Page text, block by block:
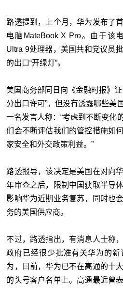
路透提到，上个月，华为发布了
电脑MateBook X Pro。由于该
Ultra 9处理器，美国共和党议员
的出口“开绿灯”。
美国商务部同日向《金融时报》
分出口许可”，但没有透露哪些美
一名发言人称：“考虑到不断变化
们会不断评估我们的管控措施如
家安全和外交政策利益。”
路透报导，该决定是美国在对向
年审查之后，限制中国获取半导
影响华为近期业务复苏，同时也
务的美国供应商。
不过，路透指出，有消息人士称
政府已经很少批准有关华为的
为，目前，华为已不在高通的十
的头号客户名单上。高通最近曾